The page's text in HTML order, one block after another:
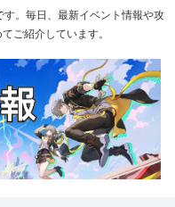
。毎日、最新イベント情報や攻
ご紹介しています。